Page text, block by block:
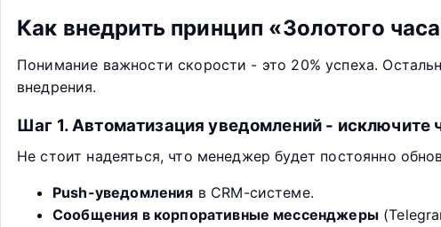
Как внедрить принцип «Золотого
Понимание важности скорости - это 20% успеха.
внедрения.
Шаг 1. Автоматизация уведомлений - исключите
Не стоит надеяться, что менеджер будет постоянно
Push-уведомления в CRM-системе.
Сообщения в корпоративные мессенджеры